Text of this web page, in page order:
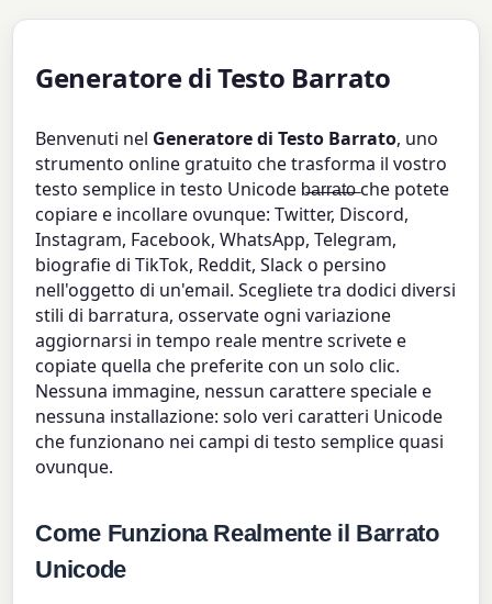
Generatore di Testo Barrato
Benvenuti nel Generatore di Testo Barrato, uno
strumento online gratuito che trasforma il vostro
testo semplice in testo Unicode b̶a̶r̶r̶a̶t̶o̶che potete
copiare e incollare ovunque: Twitter, Discord,
Instagram, Facebook, WhatsApp, Telegram,
biografie di TikTok, Reddit, Slack o persino
nell'oggetto di un'email. Scegliete tra dodici diversi
stili di barratura, osservate ogni variazione
aggiornarsi in tempo reale mentre scrivete e
copiate quella che preferite con un solo clic.
Nessuna immagine, nessun carattere speciale e
nessuna installazione: solo veri caratteri Unicode
che funzionano nei campi di testo semplice quasi
ovunque.
Come Funziona Realmente il Barrato
Unicode